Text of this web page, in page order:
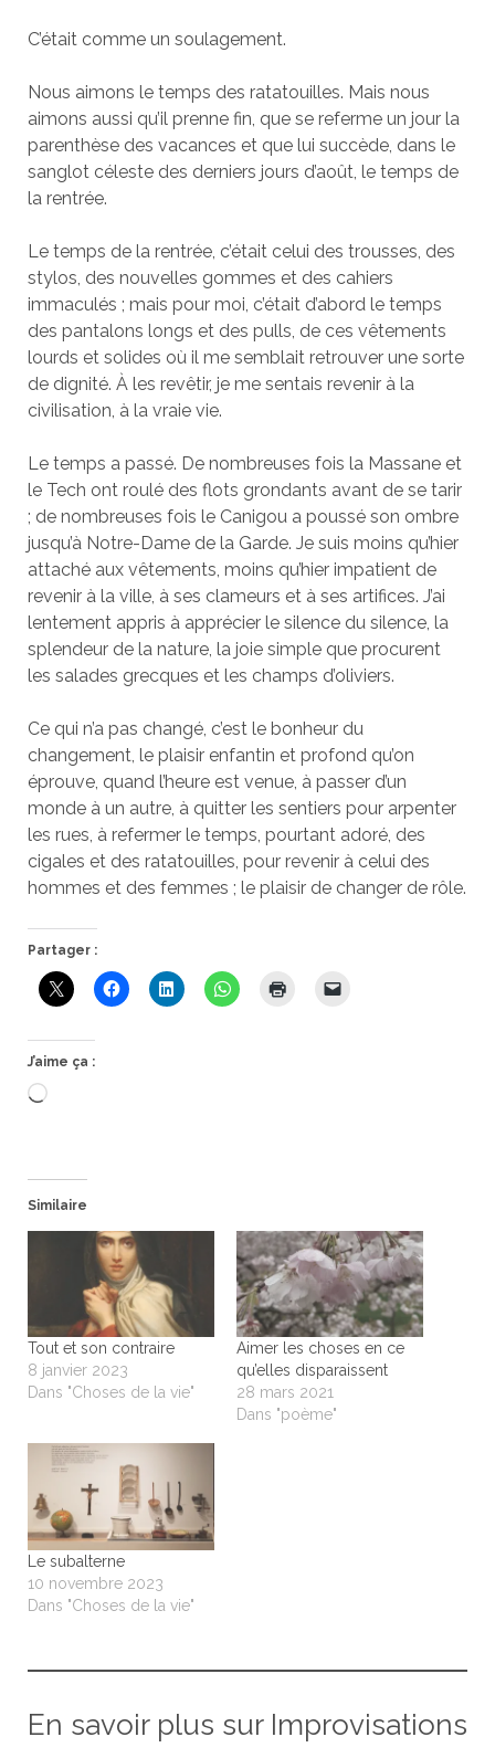
C’était comme un soulagement.
Nous aimons le temps des ratatouilles. Mais nous
aimons aussi qu’il prenne fin, que se referme un jour la
parenthèse des vacances et que lui succède, dans le
sanglot céleste des derniers jours d’août, le temps de
la rentrée.
Le temps de la rentrée, c’était celui des trousses, des
stylos, des nouvelles gommes et des cahiers
immaculés ; mais pour moi, c’était d’abord le temps
des pantalons longs et des pulls, de ces vêtements
lourds et solides où il me semblait retrouver une sorte
de dignité. À les revêtir, je me sentais revenir à la
civilisation, à la vraie vie.
Le temps a passé. De nombreuses fois la Massane et
le Tech ont roulé des flots grondants avant de se tarir
; de nombreuses fois le Canigou a poussé son ombre
jusqu’à Notre-Dame de la Garde. Je suis moins qu’hier
attaché aux vêtements, moins qu’hier impatient de
revenir à la ville, à ses clameurs et à ses artifices. J’ai
lentement appris à apprécier le silence du silence, la
splendeur de la nature, la joie simple que procurent
les salades grecques et les champs d’oliviers.
Ce qui n’a pas changé, c’est le bonheur du
changement, le plaisir enfantin et profond qu’on
éprouve, quand l’heure est venue, à passer d’un
monde à un autre, à quitter les sentiers pour arpenter
les rues, à refermer le temps, pourtant adoré, des
cigales et des ratatouilles, pour revenir à celui des
hommes et des femmes ; le plaisir de changer de rôle.
Partager :
J’aime ça :
Chargement…
Similaire
Tout et son contraire
8 janvier 2023
Dans "Choses de la vie"
Aimer les choses en ce
qu’elles disparaissent
28 mars 2021
Dans "poème"
Le subalterne
10 novembre 2023
Dans "Choses de la vie"
En savoir plus sur Improvisations